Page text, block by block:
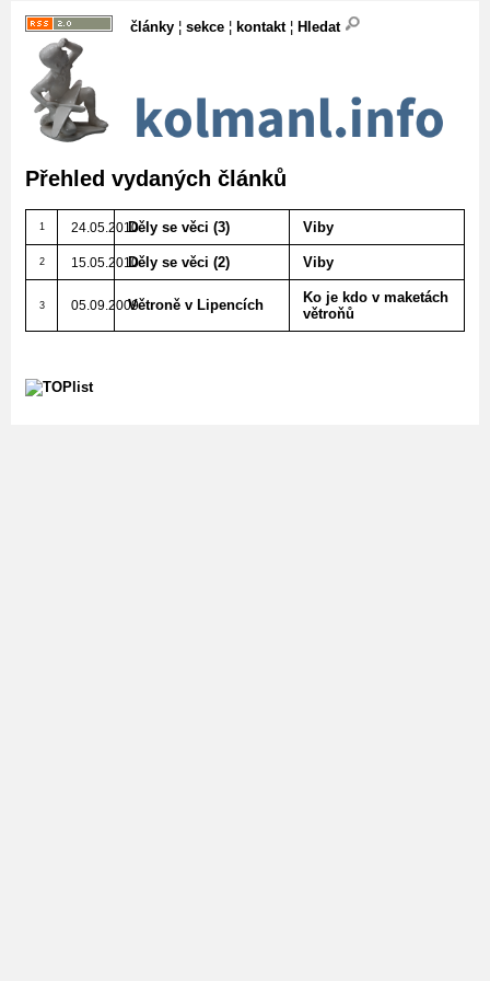
články ¦ sekce ¦ kontakt¦ Hledat
Přehled vydaných článků
1 24.05.2010Děly se věci (3) Viby
2 15.05.2010Děly se věci (2) Viby
3 05.09.2009Větroně v Lipencích
Ko je kdo v maketách
větroňů